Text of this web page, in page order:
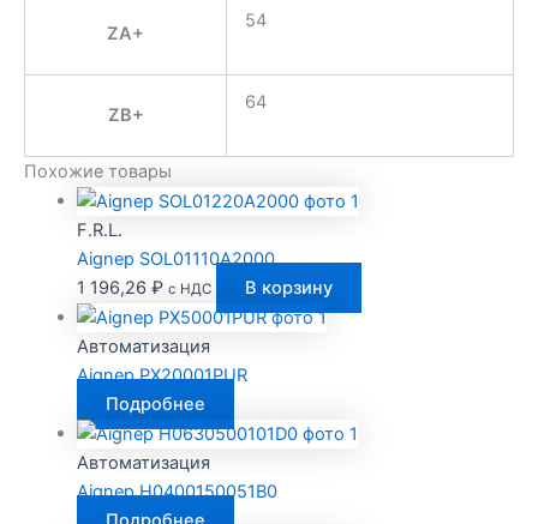
ZA+
54
ZB+
64
Похожие товары
F.R.L.
Aignep SOL01110A2000
1 196,26 ₽ с НДС В корзину
Автоматизация
Aignep PX20001PUR
Подробнее
Автоматизация
Aignep H0400150051B0